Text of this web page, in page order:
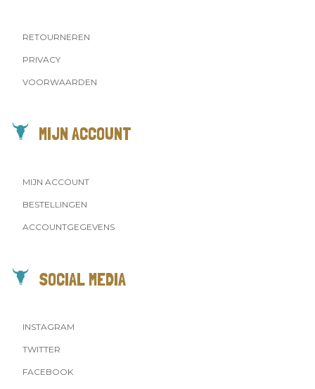
RETOURNEREN
PRIVACY
VOORWAARDEN
MIJN ACCOUNT
MIJN ACCOUNT
BESTELLINGEN
ACCOUNTGEGEVENS
SOCIAL MEDIA
INSTAGRAM
TWITTER
FACEBOOK